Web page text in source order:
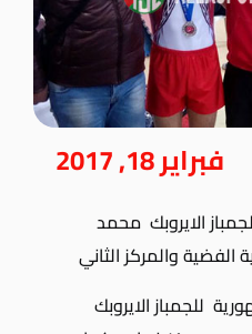
فبراير 18, 2017
الايروبك محمد
الفضية والمركز الثاني
للجمباز الايروبك